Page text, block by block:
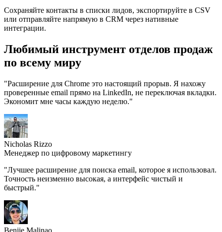
Сохраняйте контакты в списки лидов, экспортируйте в CSV
или отправляйте напрямую в CRM через нативные
интеграции.
Любимый инструмент отделов продаж
по всему миру
"Расширение для Chrome это настоящий прорыв. Я нахожу
проверенные email прямо на LinkedIn, не переключая вкладки.
Экономит мне часы каждую неделю."
Nicholas Rizzo
Менеджер по цифровому маркетингу
"Лучшее расширение для поиска email, которое я использовал.
Точность неизменно высокая, а интерфейс чистый и
быстрый."